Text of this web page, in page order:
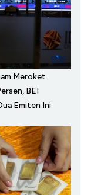
Meroket
BEI
Emiten Ini